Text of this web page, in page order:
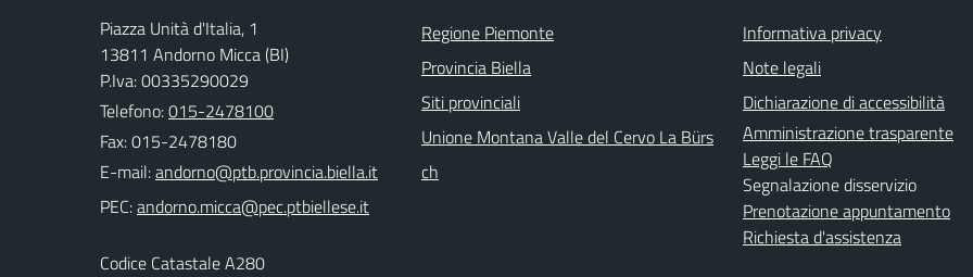
Piazza Unità d'Italia, 1
13811 Andorno Micca (BI)
P.Iva: 00335290029
Telefono:015-2478100
Fax: 015-2478180
E-mail:
PEC:
Codice Catastale A280
Regione Piemonte
Provincia Biella
Siti provinciali
Unione Montana Valle del Cervo La Bürs
ch
Informativa privacy
Note legali
Dichiarazione di accessibilità
Amministrazione trasparente
Leggi le FAQ
Segnalazione disservizio
Prenotazione appuntamento
Richiesta d'assistenza